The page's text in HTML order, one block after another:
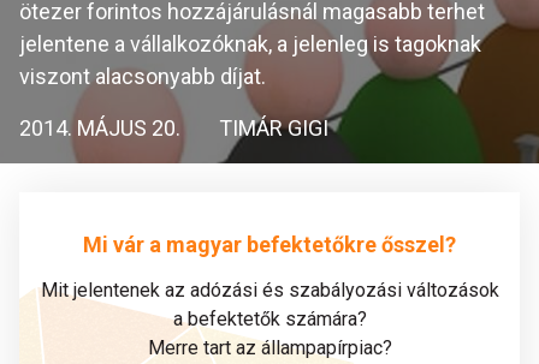
ötezer forintos hozzájárulásnál magasabb terhet
jelentene a vállalkozóknak, a jelenleg is tagoknak
viszont alacsonyabb díjat.
2014. MÁJUS 20. TIMÁR GIGI
Mi vár a magyar befektetőkre ősszel?
Mit jelentenek az adózási és szabályozási változások
a befektetők számára?
Merre tart az állampapírpiac?